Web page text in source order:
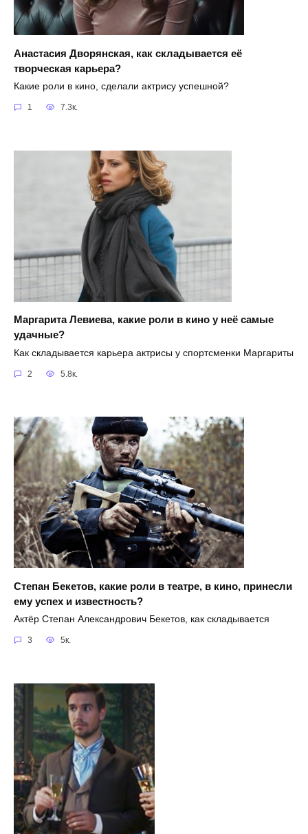
Анастасия Дворянская, как складывается её
творческая карьера?
Какие роли в кино, сделали актрису успешной?
1 7.3к.
Маргарита Левиева, какие роли в кино у неё самые
удачные?
Как складывается карьера актрисы у спортсменки Маргариты
2 5.8к.
Степан Бекетов, какие роли в театре, в кино, принесли
ему успех и известность?
Актёр Степан Александрович Бекетов, как складывается
3 5к.